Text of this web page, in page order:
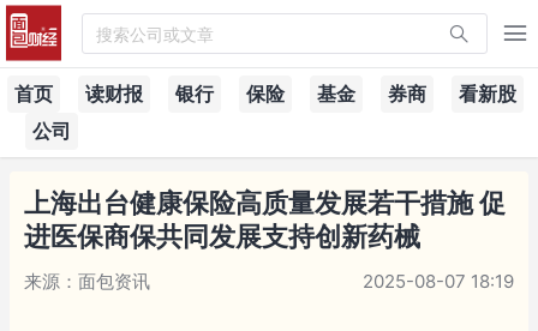
搜索公司或文章
首页 读财报 银行 保险 基金 券商
看新股
公司
上海出台健康保险高质量发展若干措施 促
进医保商保共同发展支持创新药械
来源：面包资讯 2025-08-07 18:19